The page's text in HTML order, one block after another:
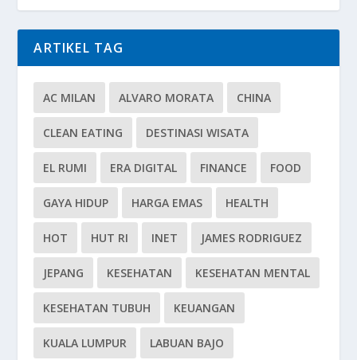
ARTIKEL TAG
AC MILAN ALVARO MORATA CHINA
CLEAN EATING DESTINASI WISATA
EL RUMI ERA DIGITAL FINANCE FOOD
GAYA HIDUP HARGA EMAS HEALTH
HOT HUT RI INET JAMES RODRIGUEZ
JEPANG KESEHATAN KESEHATAN MENTAL
KESEHATAN TUBUH KEUANGAN
KUALA LUMPUR LABUAN BAJO